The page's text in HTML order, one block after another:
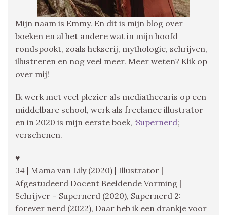
Mijn naam is Emmy. En dit is mijn blog over
boeken en al het andere wat in mijn hoofd
rondspookt, zoals hekserij, mythologie, schrijven,
illustreren en nog veel meer. Meer weten? Klik op
over mij!
Ik werk met veel plezier als mediathecaris op een
middelbare school, werk als freelance illustrator
en in 2020 is mijn eerste boek, ‘Supernerd‘,
verschenen.
♥
34 | Mama van Lily (2020) | Illustrator |
Afgestudeerd Docent Beeldende Vorming |
Schrijver – Supernerd (2020), Supernerd 2:
forever nerd (2022), Daar heb ik een drankje voor